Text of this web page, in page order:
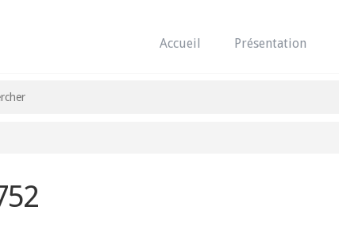
Accueil Présentation